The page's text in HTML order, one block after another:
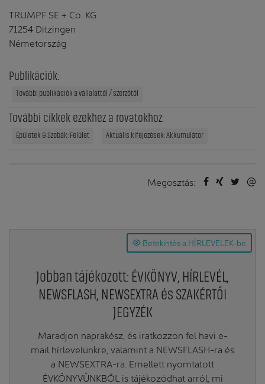
TRUMPF SE + Co. KG
71254 Ditzingen
Németország
Publikációk:
További publikációk a vállalattól / szerzőtől
További cikkek ezekhez a rovatokhoz:
Épületek & Szobák: Felület Aktuális kifejezések: Akkumulátor
Megosztás:
Betekintés a HÍRLEVELEK-be
Jobban tájékozott: ÉVKÖNYV, HÍRLEVÉL,
NEWSFLASH, NEWSEXTRA és SZAKÉRTŐI
JEGYZÉK
Maradjon naprakész, és iratkozzon fel havi e-
mail hírlevelünkre, valamint a NEWSFLASH-ra és
a NEWSEXTRA-ra. Emellett nyomtatott
ÉVKÖNYVÜNKBŐL is tájékozódhat arról, mi